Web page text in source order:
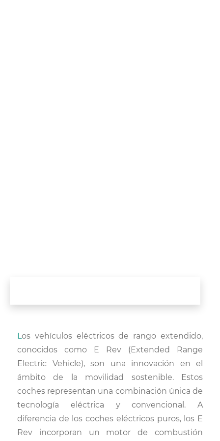
Los vehículos eléctricos de rango extendido,
conocidos como E Rev (Extended Range
Electric Vehicle), son una innovación en el
ámbito de la movilidad sostenible. Estos
coches representan una combinación única de
tecnología eléctrica y convencional. A
diferencia de los coches eléctricos puros, los E
Rev incorporan un motor de combustión